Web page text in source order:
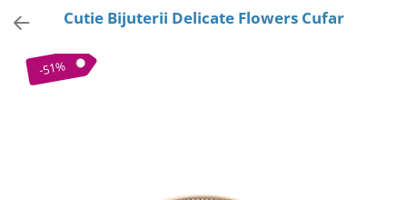
Coliere
Brose
Tiare
Cutie Bijuterii Delicate Flowers Cufar
-51%